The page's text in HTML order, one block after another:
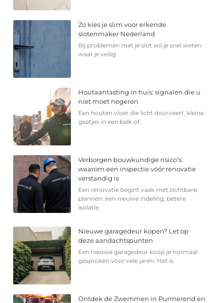
Zo kies je slim voor erkende
slotenmaker Nederland
Bij problemen met je slot wil je snel weten
waar je veilig
Houtaantasting in huis: signalen die u
niet moet negeren
Een houten vloer die licht doorveert, kleine
gaatjes in een balk of
Verborgen bouwkundige risico’s:
waarom een inspectie vóór renovatie
verstandig is
Een renovatie begint vaak met zichtbare
plannen: een nieuwe indeling, betere
isolatie,
Nieuwe garagedeur kopen? Let op
deze aandachtspunten
Een nieuwe garagedeur koop je normaal
gesproken voor vele jaren. Het is
Ontdek de Zwemmen in Purmerend en